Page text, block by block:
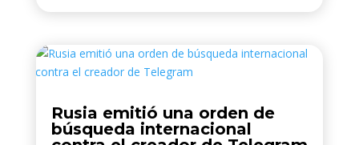
Rusia emitió una orden de
búsqueda internacional